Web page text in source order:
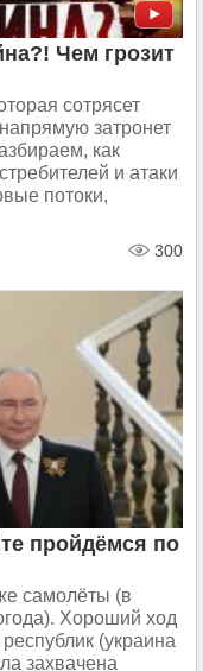
Чем грозит
сотрясет
затронет
как
и атаки
потоки,
300
пройдёмся по
самолёты (в
Хороший ход
(украина
захвачена